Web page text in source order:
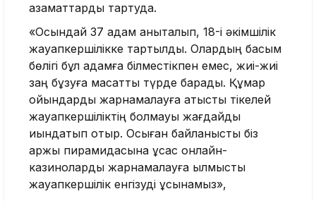
азаматтарды тартуда.
«Осындай 37 адам анықталып, 18-і әкімшілік
жауапкершілікке тартылды. Олардың басым
бөлігі бұл қадамға білместікпен емес, жиі-жиі
заң бұзуға мақсатты түрде барады. Құмар
ойындарды жарнамалауға қатысты тікелей
жауапкершіліктің болмауы жағдайды
қиындатып отыр. Осыған байланысты біз
қаржы пирамидасына ұқсас онлайн-
казиноларды жарнамалауға қылмыстық
жауапкершілік енгізуді ұсынамыз»,